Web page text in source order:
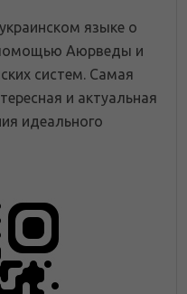
языке о
Аюрведы и
систем. Самая
и актуальная
идеального